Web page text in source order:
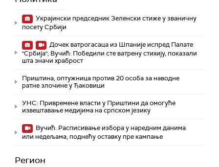
Украјински председник Зеленски стиже у званичну
посету Србији
Дочек ватрогасаца из Шпаније испред Палате
"Србија"; Вучић: Победили сте ватрену стихију, показали
шта значи храброст
Приштина, оптужница против 20 особа за наводне
ратне злочине у Ђаковици
УНС: Привремене власти у Приштини да омогуће
извештавање медијима на српском језику
Вучић: Расписивање избора у наредним данима
или недељама, поднећу оставку пре кампање
Регион